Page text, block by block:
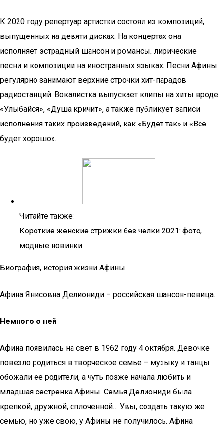
К 2020 году репертуар артистки состоял из композиций,
выпущенных на девяти дисках. На концертах она
исполняет эстрадный шансон и романсы, лирические
песни и композиции на иностранных языках. Песни Афины
регулярно занимают верхние строчки хит-парадов
радиостанций. Вокалистка выпускает клипы на хиты вроде
«Улыбайся», «Душа кричит», а также публикует записи
исполнения таких произведений, как «Будет так» и «Все
будет хорошо».
Читайте также:
Короткие женские стрижки без челки 2021: фото,
модные новинки
Биография, история жизни Афины
Афина Янисовна Делиониди – российская шансон-певица.
Немного о ней
Афина появилась на свет в 1962 году 4 октября. Девочке
повезло родиться в творческое семье – музыку и танцы
обожали ее родители, а чуть позже начала любить и
младшая сестренка Афины. Семья Делиониди была
крепкой, дружной, сплоченной… Увы, создать такую же
семью, но уже свою, у Афины не получилось. Афина